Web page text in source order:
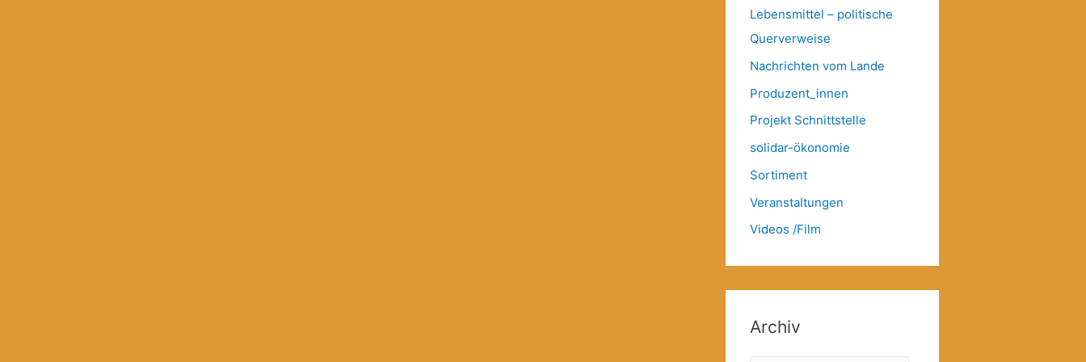
Lebensmittel – politische
Querverweise
Nachrichten vom Lande
Produzent_innen
Projekt Schnittstelle
solidar-ökonomie
Sortiment
Veranstaltungen
Videos /Film
Archiv